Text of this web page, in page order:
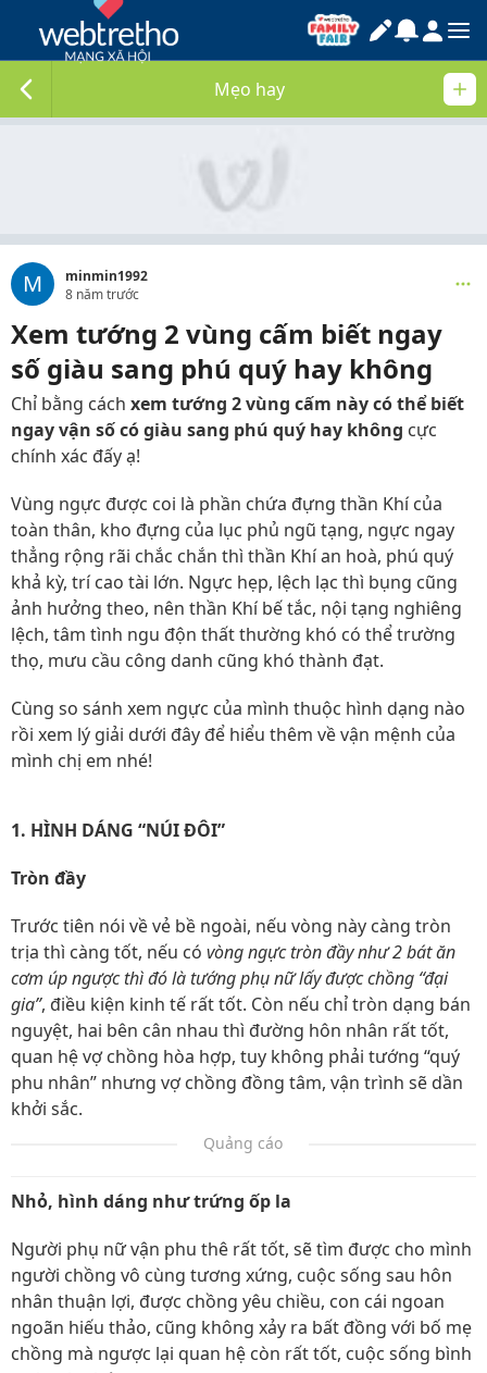
Mẹo hay
M
minmin1992
8 năm trước
Xem tướng 2 vùng cấm biết ngay
số giàu sang phú quý hay không
Chỉ bằng cách xem tướng 2 vùng cấm này có thể biết
ngay vận số có giàu sang phú quý hay không cực
chính xác đấy ạ!
Vùng ngực được coi là phần chứa đựng thần Khí của
toàn thân, kho đựng của lục phủ ngũ tạng, ngực ngay
thẳng rộng rãi chắc chắn thì thần Khí an hoà, phú quý
khả kỳ, trí cao tài lớn. Ngực hẹp, lệch lạc thì bụng cũng
ảnh hưởng theo, nên thần Khí bế tắc, nội tạng nghiêng
lệch, tâm tình ngu độn thất thường khó có thể trường
thọ, mưu cầu công danh cũng khó thành đạt.
Cùng so sánh xem ngực của mình thuộc hình dạng nào
rồi xem lý giải dưới đây để hiểu thêm về vận mệnh của
mình chị em nhé!
1. HÌNH DÁNG “NÚI ĐÔI”
Tròn đầy
Trước tiên nói về vẻ bề ngoài, nếu vòng này càng tròn
trịa thì càng tốt, nếu có vòng ngực tròn đầy như 2 bát ăn
cơm úp ngược thì đó là tướng phụ nữ lấy được chồng “đại
gia”, điều kiện kinh tế rất tốt. Còn nếu chỉ tròn dạng bán
nguyệt, hai bên cân nhau thì đường hôn nhân rất tốt,
quan hệ vợ chồng hòa hợp, tuy không phải tướng “quý
phu nhân” nhưng vợ chồng đồng tâm, vận trình sẽ dần
khởi sắc.
Quảng cáo
Nhỏ, hình dáng như trứng ốp la
Người phụ nữ vận phu thê rất tốt, sẽ tìm được cho mình
người chồng vô cùng tương xứng, cuộc sống sau hôn
nhân thuận lợi, được chồng yêu chiều, con cái ngoan
ngoãn hiếu thảo, cũng không xảy ra bất đồng với bố mẹ
chồng mà ngược lại quan hệ còn rất tốt, cuộc sống bình